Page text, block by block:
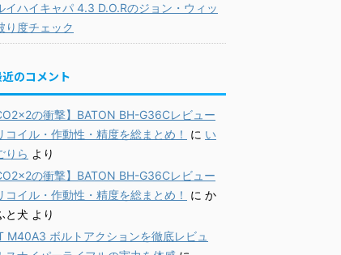
イハイキャパ 4.3 D.O.Rのジョン・ウィッ
り度チェック
のコメント
の衝撃】BATON BH-G36Cレビュー
コイル・作動性・精度を総まとめ！
に い
りら より
の衝撃】BATON BH-G36Cレビュー
コイル・作動性・精度を総まとめ！
に か
と犬 より
M40A3 ボルトアクションを徹底レビュ